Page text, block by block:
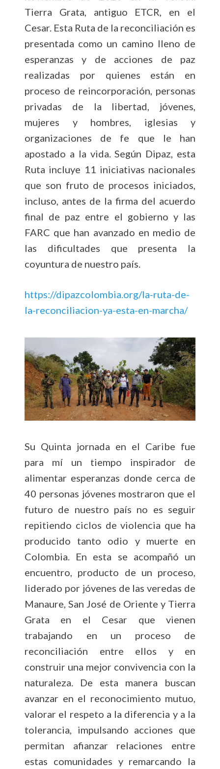
Tierra Grata, antiguo ETCR, en el
Cesar. Esta Ruta de la reconciliación es
presentada como un camino lleno de
esperanzas y de acciones de paz
realizadas por quienes están en
proceso de reincorporación, personas
privadas de la libertad, jóvenes,
mujeres y hombres, iglesias y
organizaciones de fe que le han
apostado a la vida. Según Dipaz, esta
Ruta incluye 11 iniciativas nacionales
que son fruto de procesos iniciados,
incluso, antes de la firma del acuerdo
final de paz entre el gobierno y las
FARC que han avanzado en medio de
las dificultades que presenta la
coyuntura de nuestro país.
https://dipazcolombia.org/la-ruta-de-
la-reconciliacion-ya-esta-en-marcha/
Su Quinta jornada en el Caribe fue
para mí un tiempo inspirador de
alimentar esperanzas donde cerca de
40 personas jóvenes mostraron que el
futuro de nuestro país no es seguir
repitiendo ciclos de violencia que ha
producido tanto odio y muerte en
Colombia. En esta se acompañó un
encuentro, producto de un proceso,
liderado por jóvenes de las veredas de
Manaure, San José de Oriente y Tierra
Grata en el Cesar que vienen
trabajando en un proceso de
reconciliación entre ellos y en
construir una mejor convivencia con la
naturaleza. De esta manera buscan
avanzar en el reconocimiento mutuo,
valorar el respeto a la diferencia y a la
tolerancia, impulsando acciones que
permitan afianzar relaciones entre
estas comunidades y remarcando la